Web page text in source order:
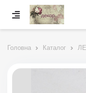
Головна Каталог